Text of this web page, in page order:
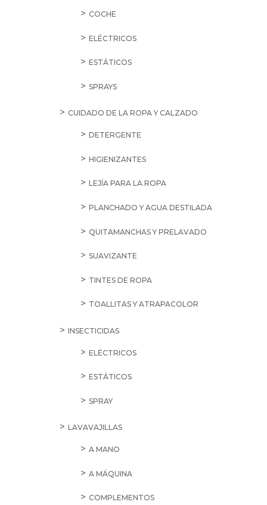
COCHE
ELÉCTRICOS
ESTÁTICOS
SPRAYS
CUIDADO DE LA ROPA Y CALZADO
DETERGENTE
HIGIENIZANTES
LEJÍA PARA LA ROPA
PLANCHADO Y AGUA DESTILADA
QUITAMANCHAS Y PRELAVADO
SUAVIZANTE
TINTES DE ROPA
TOALLITAS Y ATRAPACOLOR
INSECTICIDAS
ELÉCTRICOS
ESTÁTICOS
SPRAY
LAVAVAJILLAS
A MANO
A MÁQUINA
COMPLEMENTOS